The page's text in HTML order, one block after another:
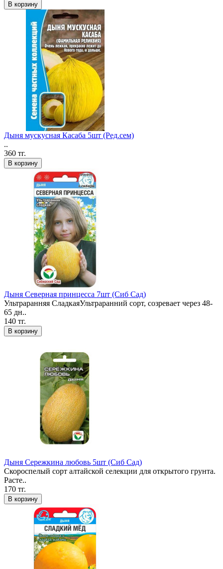
В корзину
Дыня мускусная Касаба 5шт (Ред.сем)
..
360 тг.
В корзину
Дыня Северная принцесса 7шт (Сиб Сад)
Ультраранняя СладкаяУльтраранний сорт, созревает через 48-
65 дн..
140 тг.
В корзину
Дыня Сережкина любовь 5шт (Сиб Сад)
Скороспелый сорт алтайской селекции для открытого грунта.
Расте..
170 тг.
В корзину